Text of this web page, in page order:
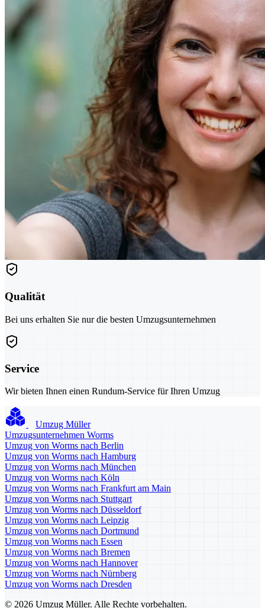
Qualität
Bei uns erhalten Sie nur die besten Umzugsunternehmen
Service
Wir bieten Ihnen einen Rundum-Service für Ihren Umzug
Umzug Müller
Umzugsunternehmen Worms
Umzug von Worms nach Berlin
Umzug von Worms nach Hamburg
Umzug von Worms nach München
Umzug von Worms nach Köln
Umzug von Worms nach Frankfurt am Main
Umzug von Worms nach Stuttgart
Umzug von Worms nach Düsseldorf
Umzug von Worms nach Leipzig
Umzug von Worms nach Dortmund
Umzug von Worms nach Essen
Umzug von Worms nach Bremen
Umzug von Worms nach Hannover
Umzug von Worms nach Nürnberg
Umzug von Worms nach Dresden
© 2026 Umzug Müller. Alle Rechte vorbehalten.